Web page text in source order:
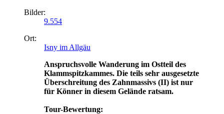
Bilder:
9.554
Ort:
Isny im Allgäu
Anspruchsvolle Wanderung im Ostteil des
Klammspitzkammes. Die teils sehr ausgesetzte
Überschreitung des Zahnmassivs (II) ist nur
für Könner in diesem Gelände ratsam.
Tour-Bewertung: